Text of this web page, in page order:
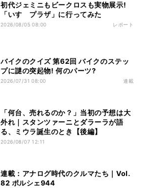
初代ジェミニもビークロスも実物展示!
「いすゞプラザ」に行ってみた
2026/08/05 08:00 レポート
バイクのクイズ 第62回 バイクのステッ
プに謎の突起物! 何のパーツ?
2026/07/31 08:00 連載
「何台、売れるのか？」当初の予想は大
外れ｜スタンツァーニとダラーラが語
る、ミウラ誕生のとき【後編】
2026/08/07 12:11
連載：アナログ時代のクルマたち｜Vol.
82 ポルシェ944